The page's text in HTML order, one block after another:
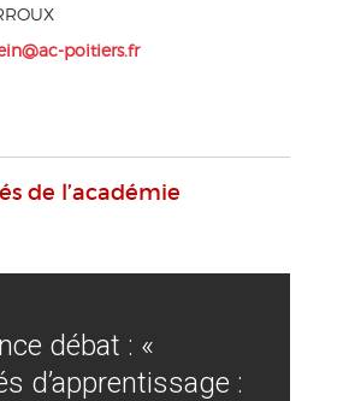
poitiers.fr
de l’académie
débat : «
d’apprentissage :